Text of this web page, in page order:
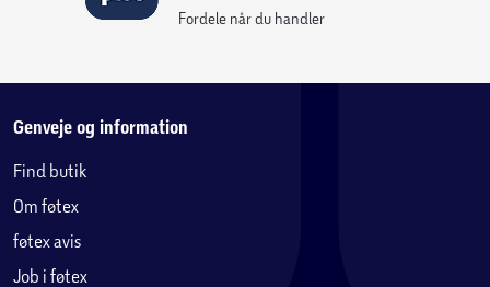
Låsbart sikkerhedslåg til skål og blender, giver
Pladsbesparende design
Fordele når du handler
Genveje og information
Find butik
Om føtex
føtex avis
Job i føtex